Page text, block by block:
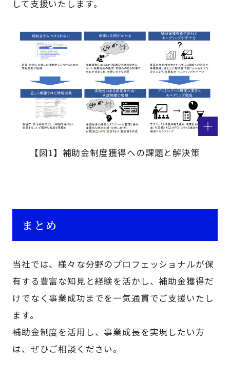
して支援いたします。
【図1】補助金制度獲得への課題と解決策
まとめ
当社では、様々な分野のプロフェッショナルが保
有する豊富な知見と経験を活かし、補助金獲得だ
けでなく事業成功までを一気通貫でご支援いたし
ます。
補助金制度を活用し、事業成長を実現したい方
は、ぜひご相談ください。